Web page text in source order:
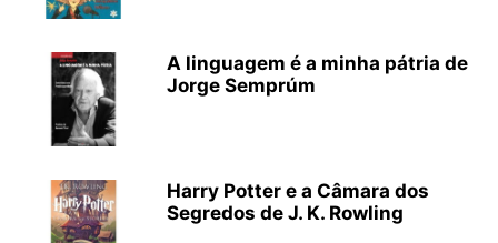
A linguagem é a minha pátria de
Jorge Semprúm
Harry Potter e a Câmara dos
Segredos de J. K. Rowling